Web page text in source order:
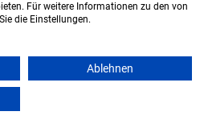
vorbehalten.
Für weitere Informationen zu den von
die Einstellungen.
Ablehnen